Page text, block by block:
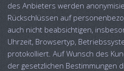
des Anbieters werden
Rückschlüssen auf
auch nicht beabsichtigen,
Uhrzeit, Browsertyp,
protokolliert. Auf Wunsch des
der gesetzlichen Bestimmungen